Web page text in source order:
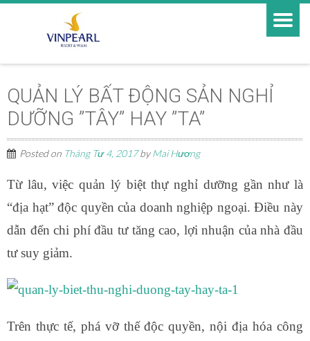
QUẢN LÝ BẤT ĐỘNG SẢN NGHỈ
DƯỠNG ”TÂY” HAY ”TA”
Posted on Tháng Tư 4, 2017byMai Hương
Từ lâu, việc quản lý biệt thự nghỉ dưỡng gần như là
“địa hạt” độc quyền của doanh nghiệp ngoại. Điều này
dẫn đến chi phí đầu tư tăng cao, lợi nhuận của nhà đầu
tư suy giảm.
Trên thực tế, phá vỡ thế độc quyền, nội địa hóa công